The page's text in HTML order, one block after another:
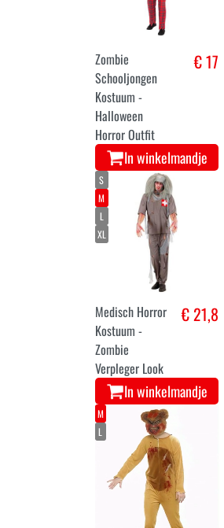
Zombie
Schooljongen
Kostuum -
Halloween
Horror Outfit
€ 17
In winkelmandje
S
M
L
XL
Medisch Horror
Kostuum -
Zombie
Verpleger Look
€ 21,8
In winkelmandje
M
L